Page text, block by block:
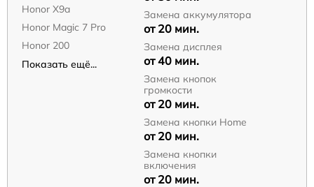
Honor X9a
Honor Magic 7 Pro
Honor 200
Показать ещё...
Замена аккумулятора
от 20 мин.
Замена дисплея
от 40 мин.
Замена кнопок
громкости
от 20 мин.
Замена кнопки Home
от 20 мин.
Замена кнопки
включения
от 20 мин.